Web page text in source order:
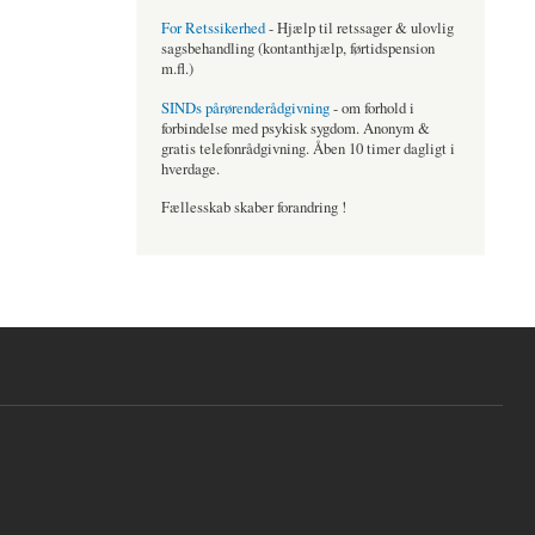
For Retssikerhed- Hjælp til retssager & ulovlig
sagsbehandling (kontanthjælp, førtidspension
m.fl.)
SINDs pårørenderådgivning- om forhold i
forbindelse med psykisk sygdom. Anonym &
gratis telefonrådgivning. Åben 10 timer dagligt i
hverdage.
Fællesskab skaber forandring !